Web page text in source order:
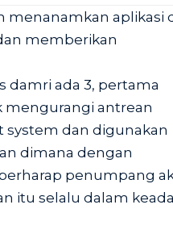
menanamkan aplikasi
memberikan
damri ada 3, pertama
mengurangi antrean
dan digunakan
dimana dengan
penumpang
itu selalu dalam